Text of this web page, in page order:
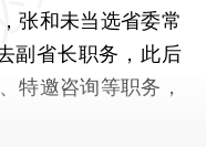
张和未当选省委常
副省长职务，此后
特邀咨询等职务，